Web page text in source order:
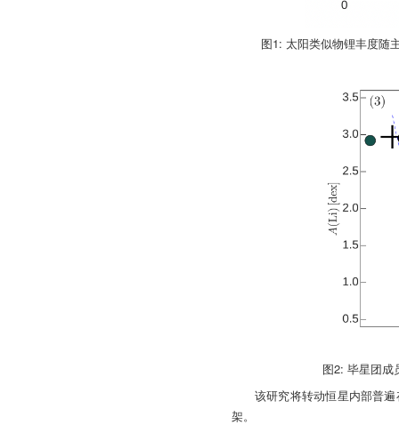
图1: 太阳类似物锂丰度随
图2: 毕星团成
该研究将转动恒星内部普
架。